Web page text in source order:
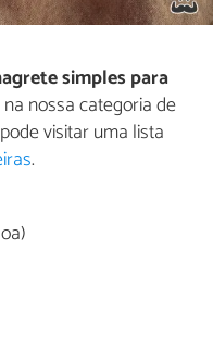
simples para
nossa categoria de
visitar uma lista
.